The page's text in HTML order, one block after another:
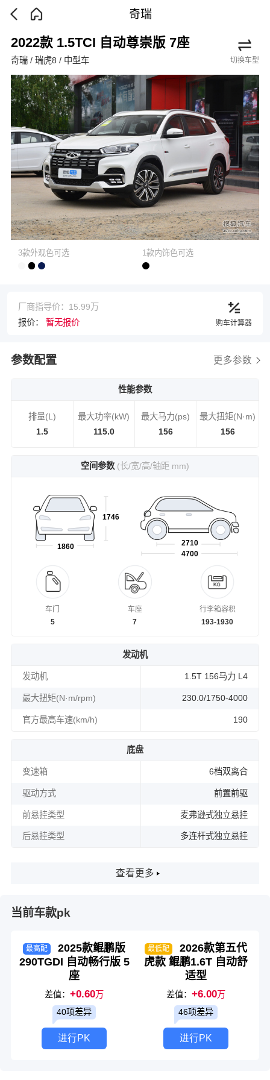
奇瑞
2022款 1.5TCI 自动尊崇版 7座
奇瑞 / 瑞虎8 / 中型车 切换车型
3款外观色可选 1款内饰色可选
厂商指导价：15.99万
报价： 暂无报价 购车计算器
参数配置 更多参数
性能参数
排量(L)
1.5
最大功率(kW)
115.0
最大马力(ps)
156
最大扭矩(N·m)
156
空间参数 (长/宽/高/轴距 mm)
1860
1746
4700
2710
车门
5
车座
7
行李箱容积
193-1930
发动机
发动机 1.5T 156马力 L4
最大扭矩(N·m/rpm) 230.0/1750-4000
官方最高车速(km/h) 190
底盘
变速箱 6档双离合
驱动方式 前置前驱
前悬挂类型 麦弗逊式独立悬挂
后悬挂类型 多连杆式独立悬挂
查看更多
当前车款pk
最高配
2025款鲲鹏版
290TGDI 自动畅行版 5
座
差值：+0.60万
40项差异
进行PK
最低配
2026款第五代
虎款 鲲鹏1.6T 自动舒
适型
差值： +6.00万
46项差异
进行PK